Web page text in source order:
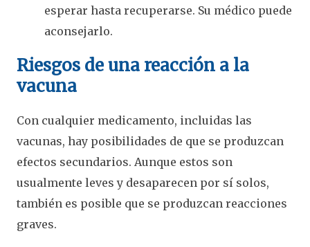
esperar hasta recuperarse. Su médico puede
aconsejarlo.
Riesgos de una reacción a la
vacuna
Con cualquier medicamento, incluidas las
vacunas, hay posibilidades de que se produzcan
efectos secundarios. Aunque estos son
usualmente leves y desaparecen por sí solos,
también es posible que se produzcan reacciones
graves.